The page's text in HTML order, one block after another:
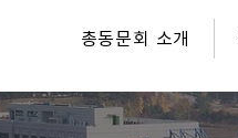
총동문회 소개